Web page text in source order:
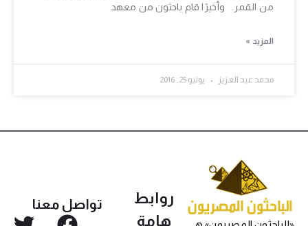
من القمر. وأخيرًا قام باحثون من معهد
المزيد »
محمد عبد العزيز يونيو 25, 2016
روابط
هامة
تواصل معنا